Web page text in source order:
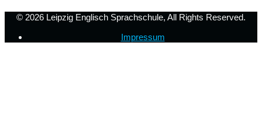
© 2026 Leipzig Englisch Sprachschule, All Rights Reserved.
Impressum